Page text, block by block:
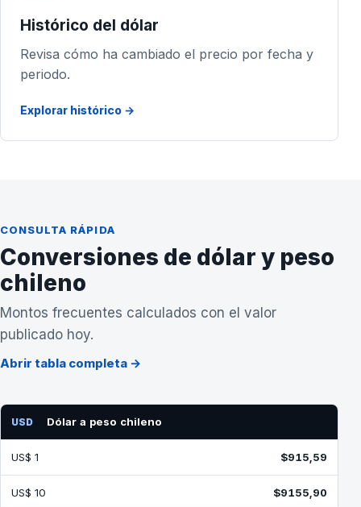
Histórico del dólar
Revisa cómo ha cambiado el precio por fecha y
periodo.
Explorar histórico →
CONSULTA RÁPIDA
Conversiones de dólar y peso
chileno
Montos frecuentes calculados con el valor
publicado hoy.
Abrir tabla completa →
USD Dólar a peso chileno
US$ 1 $915,59
US$ 10 $9155,90